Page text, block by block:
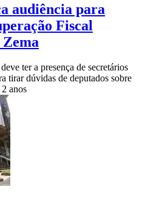
audiência para
Fiscal
ter a presença de secretários
tirar dúvidas de deputados sobre
anos